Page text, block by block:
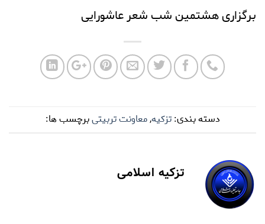
برگزاری هشتمین شب شعر عاشورایی
دسته بندی:تزکیه,معاونت تربیتیبرچسب ها:
تزکیه اسلامی